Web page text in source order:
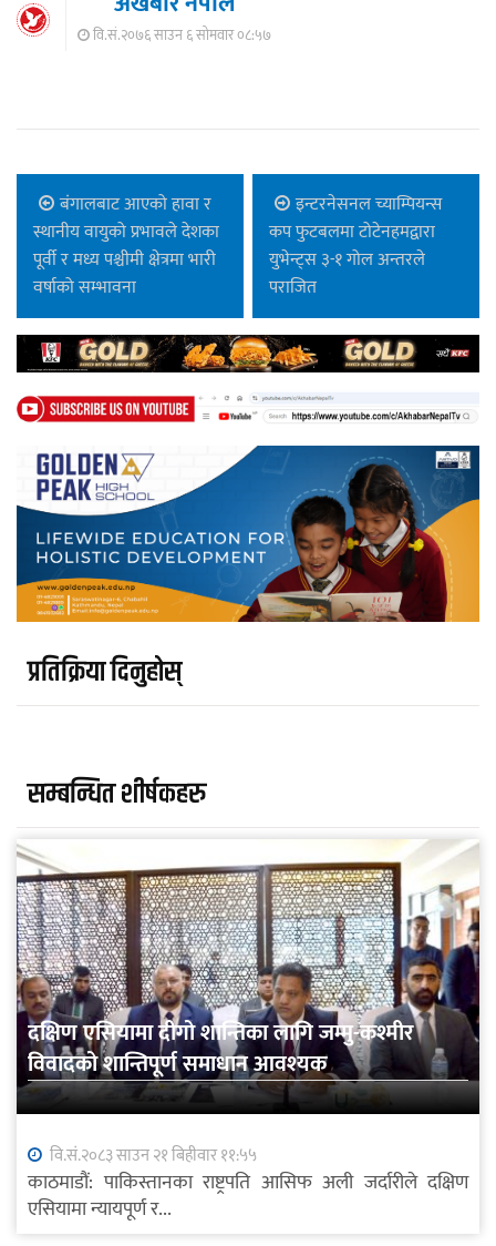
वि.सं.२०७६ साउन ६ सोमवार ०८:५७
बंगालबाट आएको हावा र
स्थानीय वायुको प्रभावले देशका
पूर्वी र मध्य पश्चीमी क्षेत्रमा भारी
वर्षाको सम्भावना
इन्टरनेसनल च्याम्पियन्स
कप फुटबलमा टोटेनहमद्वारा
युभेन्ट्स ३-१ गोल अन्तरले
पराजित
प्रतिक्रिया दिनुहोस्
सम्बन्धित शीर्षकहरु
दक्षिण एसियामा दीगो शान्तिका लागि जम्मु-कश्मीर
विवादको शान्तिपूर्ण समाधान आवश्यक
वि.सं.२०८३ साउन २१ बिहीवार ११:५५
काठमाडौं: पाकिस्तानका राष्ट्रपति आसिफ अली जर्दारीले दक्षिण
एसियामा न्यायपूर्ण र...